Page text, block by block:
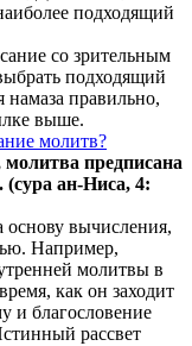
подходящий
со зрительным
подходящий
намаза правильно,
выше.
молитв?
предписана
(сура ан-Ниса, 4:
основу вычисления,
Например,
молитвы в
как он заходит
и благословение
рассвет